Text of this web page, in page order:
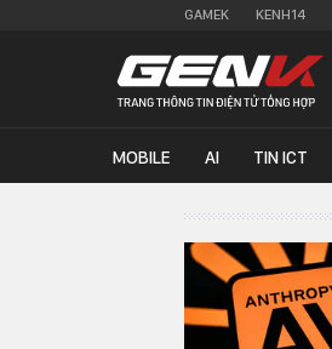
GAMEK KENH14
MOBILE AI TIN ICT